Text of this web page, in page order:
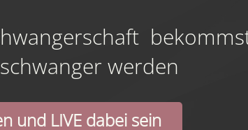
werden
und LIVE dabei sein